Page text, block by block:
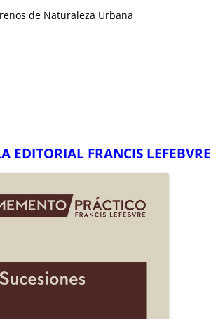
de Naturaleza Urbana
EDITORIAL FRANCIS LEFEBVRE